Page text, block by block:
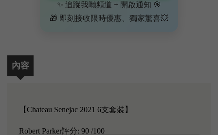
✨ 追蹤我哋頻道 + 開啟通知 🎯
🎁 即刻接收限時優惠、獨家驚喜💥
內容
【Chateau Senejac 2021 6支套裝】
Robert Parker評分: 90 /100